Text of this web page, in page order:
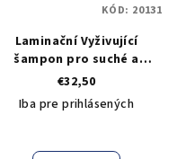
Laminační Vyživující
šampon pro suché a
poškozené vlasy Togethair
Natural Glossy Shampoo
1000 ml
€32,50
Iba pre prihlásených
KÓD: 20131